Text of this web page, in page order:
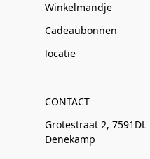
Winkelmandje
Cadeaubonnen
locatie
CONTACT
Grotestraat 2, 7591DL
Denekamp